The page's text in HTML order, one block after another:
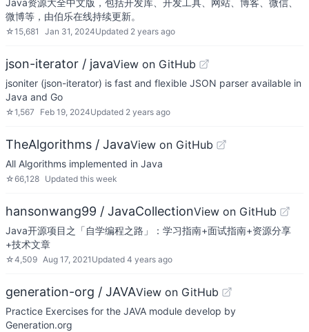
Java资源大全中文版，包括开发库、开发工具、网站、博客、微信、
微博等，由伯乐在线持续更新。
☆15,681 Jan 31, 2024Updated 2 years ago
json-iterator / javaView on GitHub
jsoniter (json-iterator) is fast and flexible JSON parser available in
Java and Go
☆1,567 Feb 19, 2024Updated 2 years ago
TheAlgorithms / JavaView on GitHub
All Algorithms implemented in Java
☆66,128 Updated this week
hansonwang99 / JavaCollectionView on GitHub
Java开源项目之「自学编程之路」：学习指南+面试指南+资源分享
+技术文章
☆4,509 Aug 17, 2021 Updated 4 years ago
generation-org / JAVAView on GitHub
Practice Exercises for the JAVA module develop by
Generation.org